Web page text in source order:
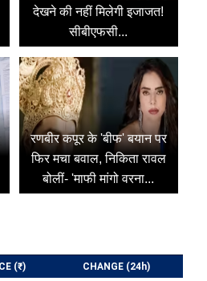
देखने की नहीं मिलेगी इजाजत!
सीबीएफसी...
रणबीर कपूर के 'बीफ' बयान पर
फिर मचा बवाल, निकिता रावल
बोलीं- 'माफी मांगो वरना...